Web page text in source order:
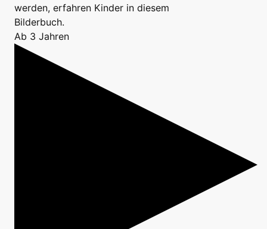
werden, erfahren Kinder in diesem
Bilderbuch.
Ab 3 Jahren